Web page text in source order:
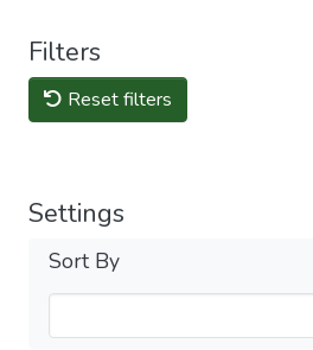
Filters
Reset filters
Settings
Sort By